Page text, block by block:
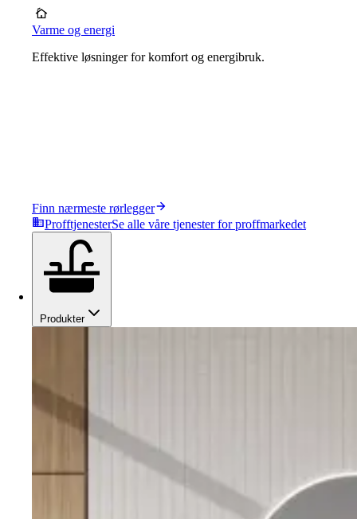
Varme og energi
Effektive løsninger for komfort og energibruk.
Finn nærmeste rørlegger
ProfftjenesterSe alle våre tjenester for proffmarkedet
Produkter